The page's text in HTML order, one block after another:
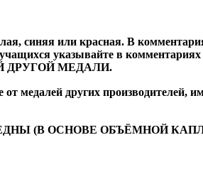
синяя или красная. В
учащихся указывайте в
ДРУГОЙ МЕДАЛИ.
медалей других
(В ОСНОВЕ ОБЪЁМНОЙ